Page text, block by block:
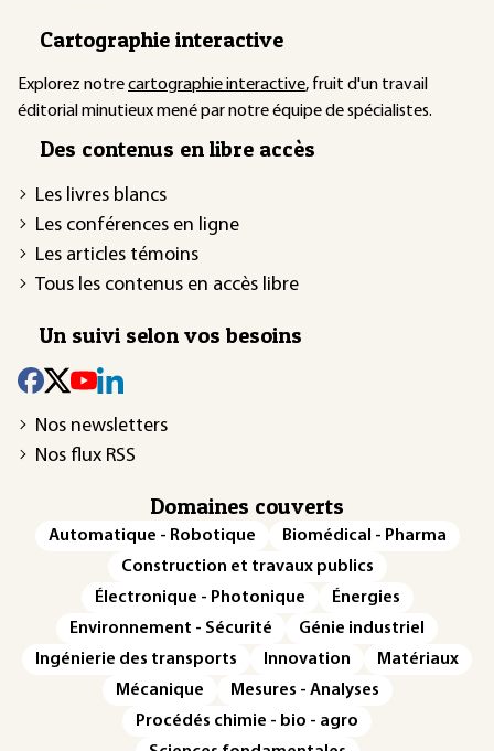
Cartographie interactive
Explorez notrecartographie interactive, fruit d'un travail
éditorial minutieux mené par notre équipe de spécialistes.
Des contenus en libre accès
Les livres blancs
Les conférences en ligne
Les articles témoins
Tous les contenus en accès libre
Un suivi selon vos besoins
Nos newsletters
Nos flux RSS
Domaines couverts
Automatique - Robotique
Biomédical - Pharma
Construction et travaux publics
Électronique - Photonique
Énergies
Environnement - Sécurité
Génie industriel
Ingénierie des transports
Innovation
Matériaux
Mécanique
Mesures - Analyses
Procédés chimie - bio - agro